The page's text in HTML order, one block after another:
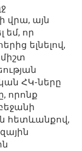
վրա, այն
եմ, որ
ելնելով,
ՀԿ-ները
որոնք
հետևանքով,